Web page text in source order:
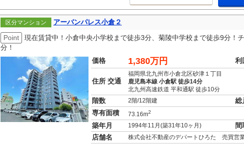
区分マンション
アーバンパレス小倉２
Point
現在賃貸中！小倉中央小学校まで徒歩3分、菊陵中学校まで徒歩9分！
分！
価格
1,380万円 利
住所 交通
福岡県北九州市小倉北区砂津１丁目
鹿児島本線 小倉駅 徒歩14分
北九州高速鉄道 平和通駅 徒歩10分
階数 2階/12階建 総
専有面積 73.16m2
築年月 1994年11月(築31年10ヶ月) 間
店舗名 株式会社不動産のデパートひろた 売買営